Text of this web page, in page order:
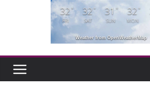
32°
FRI
32 °
SAT
31 °
SUN
32°
MON
Weather from OpenWeatherMap